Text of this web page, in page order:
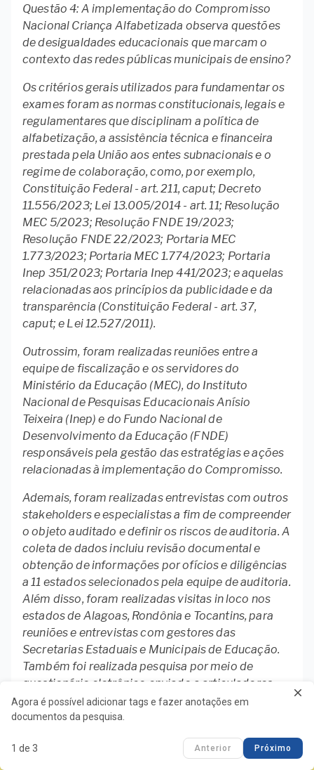
Questão 4: A implementação do Compromisso
Nacional Criança Alfabetizada observa questões
de desigualdades educacionais que marcam o
contexto das redes públicas municipais de ensino?
Os critérios gerais utilizados para fundamentar os
exames foram as normas constitucionais, legais e
regulamentares que disciplinam a política de
alfabetização, a assistência técnica e financeira
prestada pela União aos entes subnacionais e o
regime de colaboração, como, por exemplo,
Constituição Federal - art. 211, caput; Decreto
11.556/2023; Lei 13.005/2014 - art. 11; Resolução
MEC 5/2023; Resolução FNDE 19/2023;
Resolução FNDE 22/2023; Portaria MEC
1.773/2023; Portaria MEC 1.774/2023; Portaria
Inep 351/2023; Portaria Inep 441/2023; e aquelas
relacionadas aos princípios da publicidade e da
transparência (Constituição Federal - art. 37,
caput; e Lei 12.527/2011).
Outrossim, foram realizadas reuniões entre a
equipe de fiscalização e os servidores do
Ministério da Educação (MEC), do Instituto
Nacional de Pesquisas Educacionais Anísio
Teixeira (Inep) e do Fundo Nacional de
Desenvolvimento da Educação (FNDE)
responsáveis pela gestão das estratégias e ações
relacionadas à implementação do Compromisso.
Ademais, foram realizadas entrevistas com outros
stakeholders e especialistas a fim de compreender
o objeto auditado e definir os riscos de auditoria. A
coleta de dados incluiu revisão documental e
obtenção de informações por ofícios e diligências
a 11 estados selecionados pela equipe de auditoria.
Além disso, foram realizadas visitas in loco nos
estados de Alagoas, Rondônia e Tocantins, para
reuniões e entrevistas com gestores das
Secretarias Estaduais e Municipais de Educação.
Também foi realizada pesquisa por meio de
questionário eletrônico enviado a articuladores
municipais, integrantes da Rede Nacional de
Articulação de Gestão, Formação e Mobilização
Os procedimentos descritos constam da matriz de
clear
close
Agora é possível adicionar tags e fazer anotações em
documentos da pesquisa.
1 de 3 Anterior Próximo